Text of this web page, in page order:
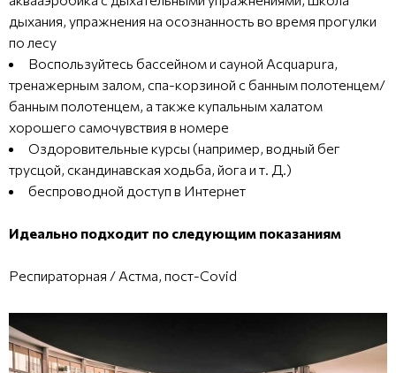
дыхания, упражнения на осознанность во время прогулки
по лесу
Воспользуйтесь бассейном и сауной Acquapura,
тренажерным залом, спа-корзиной с банным полотенцем/
банным полотенцем, а также купальным халатом
хорошего самочувствия в номере
Оздоровительные курсы (например, водный бег
трусцой, скандинавская ходьба, йога и т. Д.)
беспроводной доступ в Интернет
Идеально подходит по следующим показаниям
Респираторная / Астма, пост-Covid